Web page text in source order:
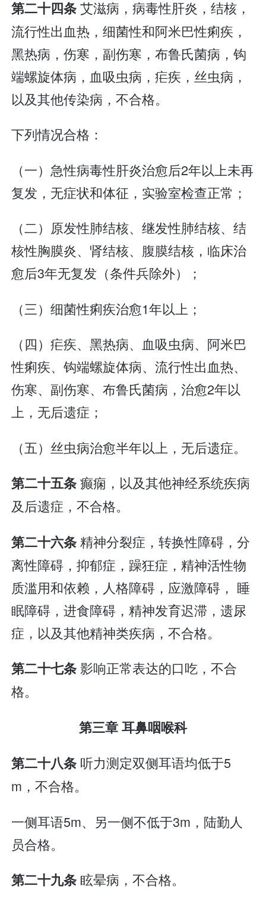
第二十四条艾滋病，病毒性肝炎，结核，
流行性出血热，细菌性和阿米巴性痢疾，
黑热病，伤寒，副伤寒，布鲁氏菌病，钩
端螺旋体病，血吸虫病，疟疾，丝虫病，
以及其他传染病，不合格。
下列情况合格：
（一）急性病毒性肝炎治愈后2年以上未再
复发，无症状和体征，实验室检查正常；
（二）原发性肺结核、继发性肺结核、结
核性胸膜炎、肾结核、腹膜结核，临床治
愈后3年无复发（条件兵除外）；
（三）细菌性痢疾治愈1年以上；
（四）疟疾、黑热病、血吸虫病、阿米巴
性痢疾、钩端螺旋体病、流行性出血热、
伤寒、副伤寒、布鲁氏菌病，治愈2年以
上，无后遗症；
（五）丝虫病治愈半年以上，无后遗症。
第二十五条癫痫，以及其他神经系统疾病
及后遗症，不合格。
第二十六条精神分裂症，转换性障碍，分
离性障碍，抑郁症，躁狂症，精神活性物
质滥用和依赖，人格障碍，应激障碍， 睡
眠障碍，进食障碍，精神发育迟滞，遗尿
症，以及其他精神类疾病，不合格。
第二十七条影响正常表达的口吃，不合
格。
第三章 耳鼻咽喉科
第二十八条 听力测定双侧耳语均低于5
m，不合格。
一侧耳语5m、另一侧不低于3m，陆勤人
员合格。
第二十九条 眩晕病，不合格。